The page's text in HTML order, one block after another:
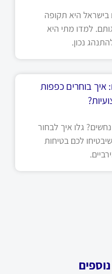
בישראל היא תקופה
למדו מתי היא
נכון.
בוחרים כפפות
גלו איך לבחור
לכם בטיחות